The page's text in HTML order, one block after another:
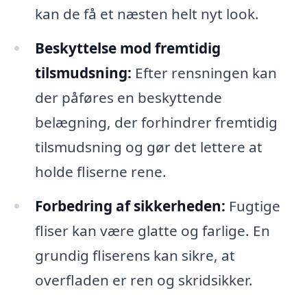
kan de få et næsten helt nyt look.
Beskyttelse mod fremtidig
tilsmudsning: Efter rensningen kan
der påføres en beskyttende
belægning, der forhindrer fremtidig
tilsmudsning og gør det lettere at
holde fliserne rene.
Forbedring af sikkerheden: Fugtige
fliser kan være glatte og farlige. En
grundig fliserens kan sikre, at
overfladen er ren og skridsikker.